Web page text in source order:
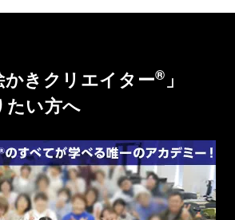
かきクリエイター® 」
たい方へ